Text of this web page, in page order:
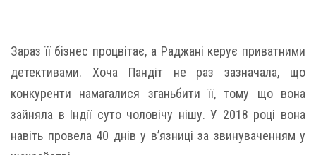
Зараз її бізнес процвітає, а Раджані керує приватними
детективами. Хоча Пандіт не раз зазначала, що
конкуренти намагалися зганьбити її, тому що вона
зайняла в Індії суто чоловічу нішу. У 2018 році вона
навіть провела 40 днів у в’язниці за звинуваченням у